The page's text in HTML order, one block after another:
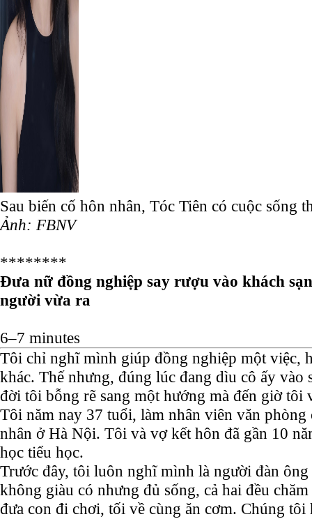
Sau biến cố hôn nhân, Tóc Tiên có cuộc sống
Ảnh: FBNV
********
Đưa nữ đồng nghiệp say rượu vào khách
người vừa ra
6–7 minutes
Tôi chỉ nghĩ mình giúp đồng nghiệp một việc,
khác. Thế nhưng, đúng lúc đang dìu cô ấy vào
đời tôi bỗng rẽ sang một hướng mà đến giờ tôi
Tôi năm nay 37 tuổi, làm nhân viên văn
nhân ở Hà Nội. Tôi và vợ kết hôn đã gần 10
học tiểu học.
Trước đây, tôi luôn nghĩ mình là người đàn
không giàu có nhưng đủ sống, cả hai đều
đưa con đi chơi, tối về cùng ăn cơm. Chúng